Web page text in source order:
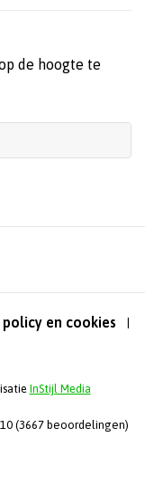
de hoogte te
policy en cookies |
InStijl Media
(3667 beoordelingen)